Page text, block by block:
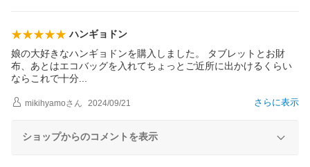
ハンギョドン
娘の大好きなハンギョドンを購入しました。 タブレットとお財
布、あとはエコバッグを入れてちょっとご近所に出かけるくらい
ならこれで十分
さらに表示
mikihyamoさん 2024/09/21
ショップからのコメントを表示